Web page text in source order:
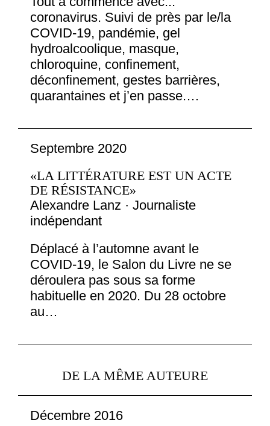
coronavirus. Suivi de près par le/la
COVID-19, pandémie, gel
hydroalcoolique, masque,
chloroquine, confinement,
déconfinement, gestes barrières,
quarantaines et j’en passe.…
Septembre 2020
«LA LITTÉRATURE EST UN ACTE
DE RÉSISTANCE»
Alexandre Lanz · Journaliste
indépendant
Déplacé à l’automne avant le
COVID-19, le Salon du Livre ne se
déroulera pas sous sa forme
habituelle en 2020. Du 28 octobre
au…
DE LA MÊME AUTEURE
Décembre 2016